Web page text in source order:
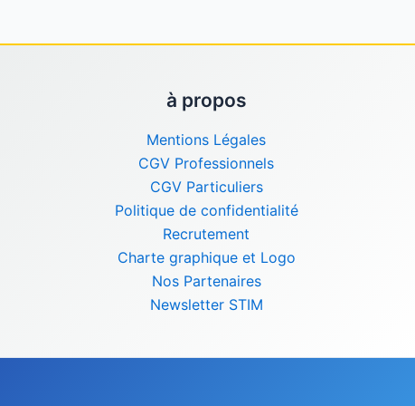
à propos
Mentions Légales
CGV Professionnels
CGV Particuliers
Politique de confidentialité
Recrutement
Charte graphique et Logo
Nos Partenaires
Newsletter STIM